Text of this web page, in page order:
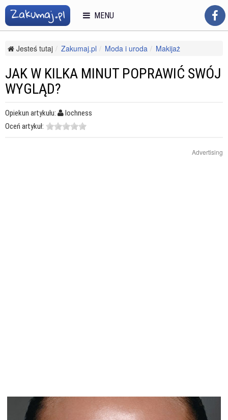
Jesteś tutaj Zakumaj.pl Moda i uroda
Makijaż
JAK W KILKA MINUT POPRAWIĆ SWÓJ
WYGLĄD?
Opiekun artykułu:
lochness
Oceń artykuł:
Advertising
MENU